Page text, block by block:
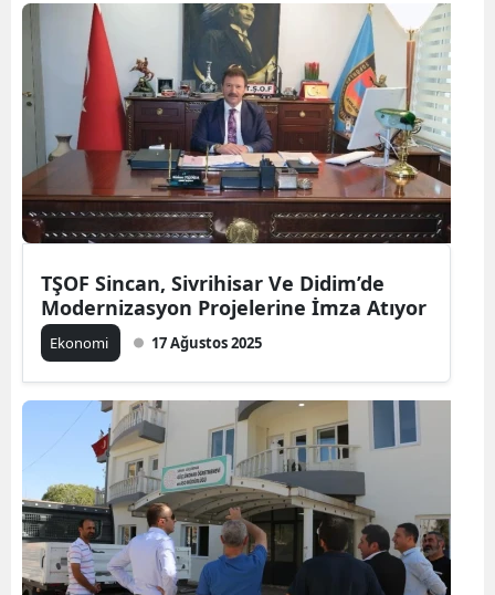
TŞOF Sincan, Sivrihisar Ve Didim’de
Modernizasyon Projelerine İmza Atıyor
Ekonomi 17 Ağustos 2025